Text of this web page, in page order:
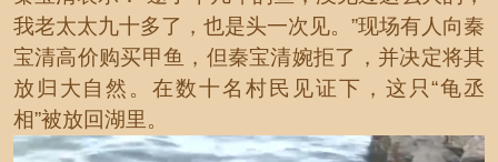
我老太太九十多了，也是头一次见。”现场有人向秦
宝清高价购买甲鱼，但秦宝清婉拒了，并决定将其
放归大自然。在数十名村民见证下，这只“龟丞
相”被放回湖里。